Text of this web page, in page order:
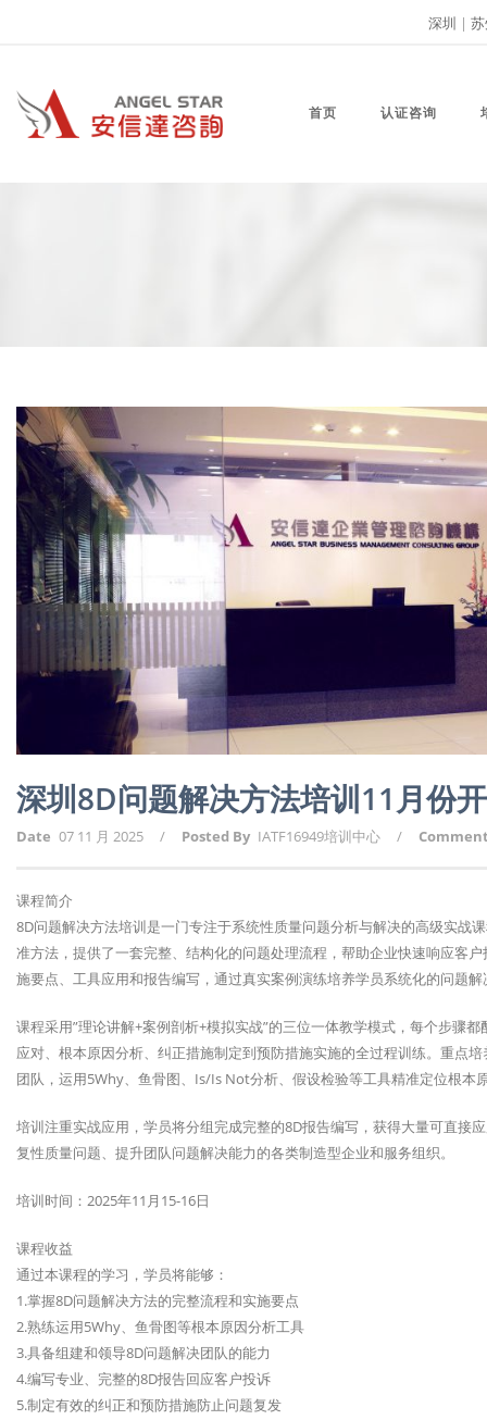
深圳 |
首页 认证咨询
深圳8D问题解决方法培训11月份
Date 07 11 月 2025 / Posted By IATF16949培训中心 /
课程简介
8D问题解决方法培训是一门专注于系统性质量问题分析与解决的高级实战
准方法，提供了一套完整、结构化的问题处理流程，帮助企业快速响应客
施要点、工具应用和报告编写，通过真实案例演练培养学员系统化的问题解
课程采用”理论讲解+案例剖析+模拟实战”的三位一体教学模式，每个步骤
应对、根本原因分析、纠正措施制定到预防措施实施的全过程训练。重点
团队，运用5Why、鱼骨图、Is/Is Not分析、假设检验等工具精准定位根本
培训注重实战应用，学员将分组完成完整的8D报告编写，获得大量可直接
复性质量问题、提升团队问题解决能力的各类制造型企业和服务组织。
培训时间：2025年11月15-16日
课程收益
通过本课程的学习，学员将能够：
1.掌握8D问题解决方法的完整流程和实施要点
2.熟练运用5Why、鱼骨图等根本原因分析工具
3.具备组建和领导8D问题解决团队的能力
4.编写专业、完整的8D报告回应客户投诉
5.制定有效的纠正和预防措施防止问题复发